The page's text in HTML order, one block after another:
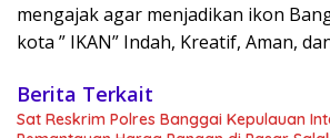
mengajak agar menjadikan ikon
kota ” IKAN” Indah, Kreatif, Aman,
Berita Terkait
Sat Reskrim Polres Banggai Kepulauan